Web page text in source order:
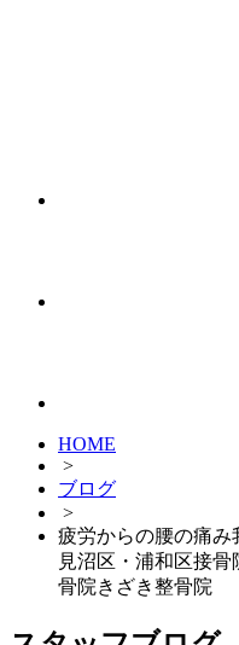
HOME
>
ブログ
>
疲労からの腰の痛み
見沼区・浦和区接
骨院きざき整骨院